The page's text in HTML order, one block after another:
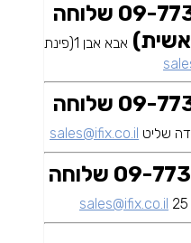
09-7739940 שלוחה
אבא אבן 1(פינת
09-7739940 שלוחה
sales@ifix.co.il
09-7739940 שלוחה
sales@ifix.co.il